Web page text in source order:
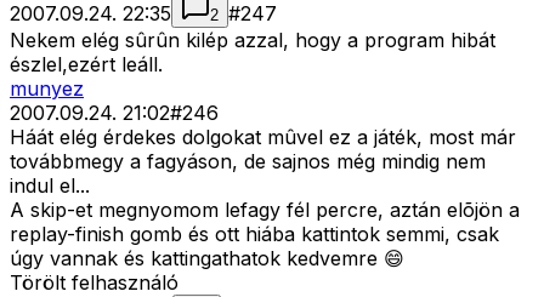
2007.09.24. 22:35
2 #247
Nekem elég sûrûn kilép azzal, hogy a program hibát
észlel,ezért leáll.
munyez
2007.09.24. 21:02#246
Háát elég érdekes dolgokat mûvel ez a játék, most már
továbbmegy a fagyáson, de sajnos még mindig nem
indul el...
A skip-et megnyomom lefagy fél percre, aztán elõjön a
replay-finish gomb és ott hiába kattintok semmi, csak
úgy vannak és kattingathatok kedvemre 😄
Törölt felhasználó